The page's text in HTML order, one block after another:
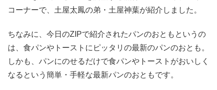
コーナーで、土屋太鳳の弟・土屋神葉が紹介しました。
ちなみに、今日のZIPで紹介されたパンのおともというの
は、食パンやトーストにピッタリの最新のパンのおとも。
しかも、パンにのせるだけで食パンやトーストがおいしく
なるという簡単・手軽な最新パンのおともです。